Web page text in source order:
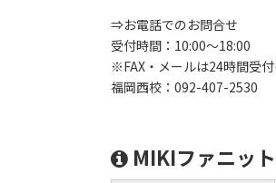
⇒お電話でのお問合せ
受付時間：10:00～18:00
※FAX・メールは24時間受
福岡西校：092-407-2530
MIKIファニッ